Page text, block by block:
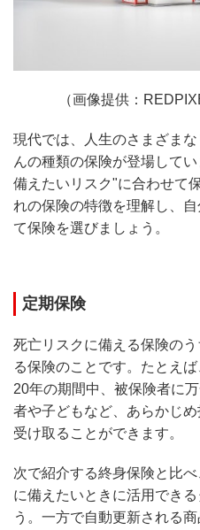
（画像提供：
現代では、人生のさまざま
んの種類の保険が登場して
備えたいリスク"に合わせて
れの保険の特徴を理解し、
て保険を選びましょう。
定期保険
死亡リスクに備える保険の
る保険のことです。たとえ
20年の期間中、被保険者に
者や子どもなど、あらかじ
受け取ることができます。
次で紹介する終身保険と比
に備えたいときに活用でき
う。一方で自動更新される